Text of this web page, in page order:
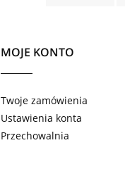
MOJE KONTO
Twoje zamówienia
Ustawienia konta
Przechowalnia